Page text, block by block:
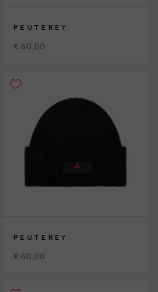
PEUTEREY
€ 60,00
PEUTEREY
€ 60,00